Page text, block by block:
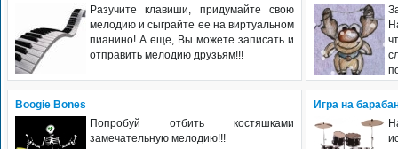
Разучите клавиши, придумайте свою
мелодию и сыграйте ее на виртуальном
пианино! А еще, Вы можете записать и
отправить мелодию друзьям!!!
Boogie Bones
Попробуй отбить костяшками
замечательную мелодию!!!
Игра на